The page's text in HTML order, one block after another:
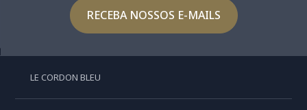
RECEBA NOSSOS E-MAILS
LE CORDON BLEU